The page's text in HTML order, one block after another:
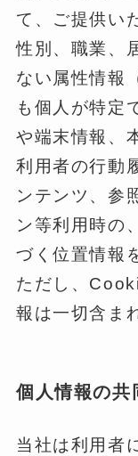
て、ご提供い
性別、職業、
ない属性情報
も個人が特定
や端末情報、
利用者の行動
ンテンツ、参
ン等利用時の
づく位置情報
ただし、
報は一切含ま
個人情報の共
当社は利用者